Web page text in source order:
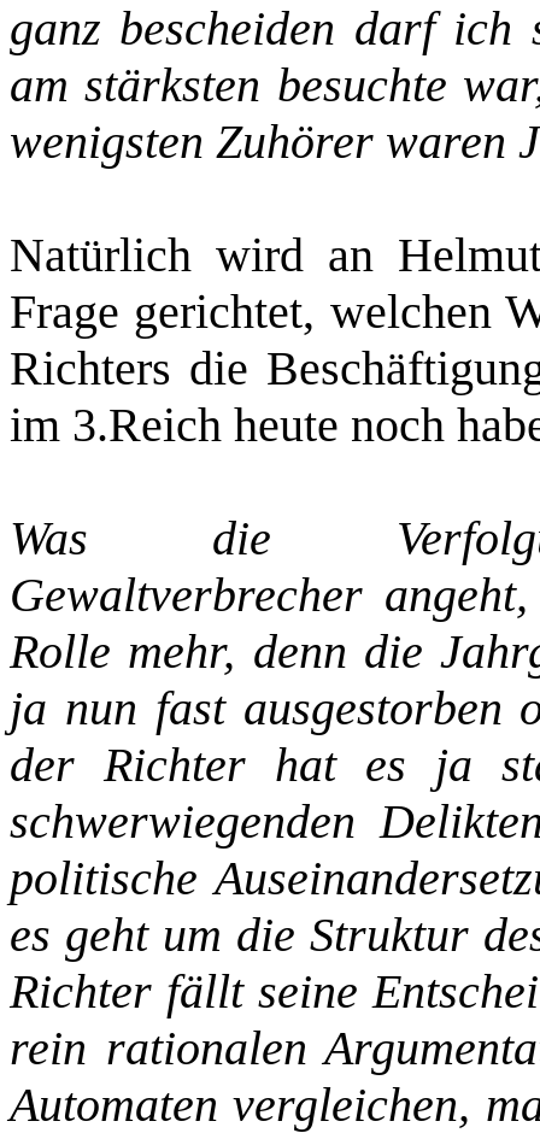
ganz bescheiden darf ich
am stärksten besuchte
wenigsten Zuhörer waren
Natürlich wird an
Frage gerichtet, welchen
Richters die
im 3.Reich heute noch
Was die
Gewaltverbrecher
Rolle mehr, denn die
ja nun fast ausgestorben
der Richter hat es ja
schwerwiegenden
politische
es geht um die Struktur
Richter fällt seine
rein rationalen
Automaten vergleichen,